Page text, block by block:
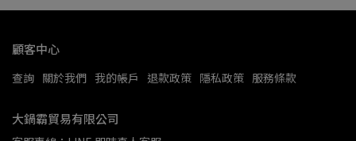
顧客中心
查詢 關於我們 我的帳戶 退款政策 隱私政策 服務條款
大鍋霸貿易有限公司